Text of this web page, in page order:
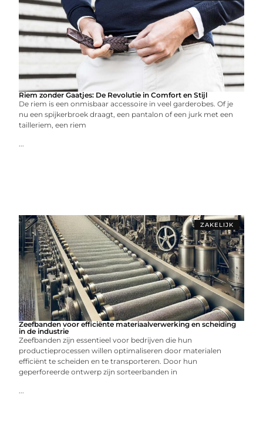
Riem zonder Gaatjes: De Revolutie in Comfort en Stijl
De riem is een onmisbaar accessoire in veel garderobes. Of je
nu een spijkerbroek draagt, een pantalon of een jurk met een
tailleriem, een riem
...
ZAKELIJK
Zeefbanden voor efficiënte materiaalverwerking en scheiding
in de industrie
Zeefbanden zijn essentieel voor bedrijven die hun
productieprocessen willen optimaliseren door materialen
efficiënt te scheiden en te transporteren. Door hun
geperforeerde ontwerp zijn sorteerbanden in
...